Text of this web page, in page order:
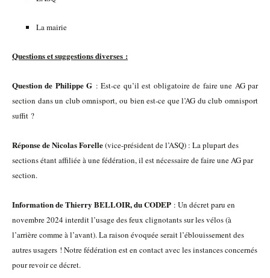
La mairie
Questions et suggestions diverses :
Question de Philippe G : Est-ce qu’il est obligatoire de faire une AG par
section dans un club omnisport, ou bien est-ce que l’AG du club omnisport
suffit ?
Réponse de Nicolas Forelle(vice-président de l’ASQ) : La plupart des
sections étant affiliée à une fédération, il est nécessaire de faire une AG par
section.
Information de Thierry BELLOIR, du CODEP : Un décret paru en
novembre 2024 interdit l’usage des feux clignotants sur les vélos (à
l’arrière comme à l’avant). La raison évoquée serait l’éblouissement des
autres usagers ! Notre fédération est en contact avec les instances concernés
pour revoir ce décret.